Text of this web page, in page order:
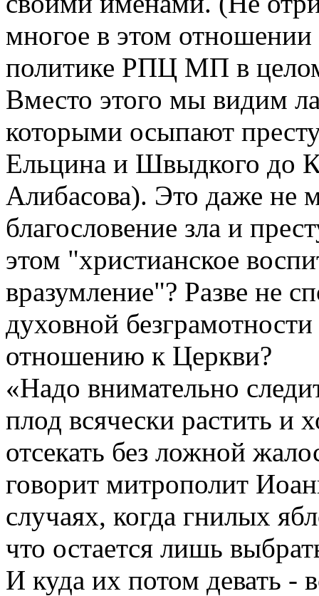
многое в этом отношении
политике РПЦ МП в
Вместо этого мы видим
которыми осыпают
Ельцина и Швыдкого до
Алибасова). Это даже не
благословение зла и
этом "христианское
вразумление"? Разве не
духовной
отношению к Церкви?
«Надо внимательно
плод всячески растить и
отсекать без ложной
говорит митрополит
случаях, когда гнилых
что остается лишь
И куда их потом девать -